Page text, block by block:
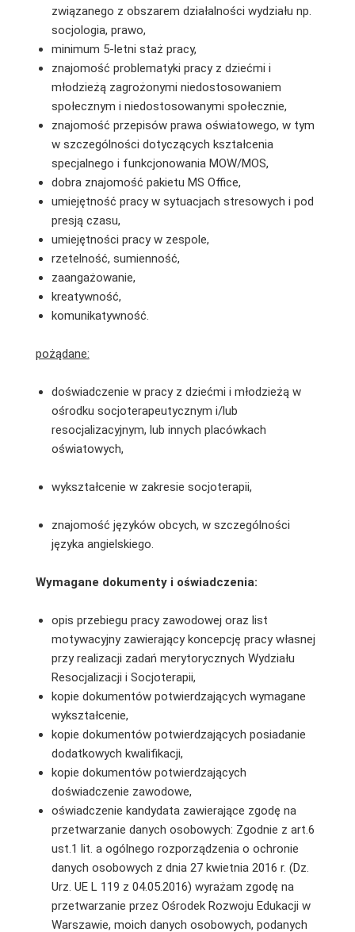
związanego z obszarem działalności wydziału np.
socjologia, prawo,
minimum 5-letni staż pracy,
znajomość problematyki pracy z dziećmi i
młodzieżą zagrożonymi niedostosowaniem
społecznym i niedostosowanymi społecznie,
znajomość przepisów prawa oświatowego, w tym
w szczególności dotyczących kształcenia
specjalnego i funkcjonowania MOW/MOS,
dobra znajomość pakietu MS Office,
umiejętność pracy w sytuacjach stresowych i pod
presją czasu,
umiejętności pracy w zespole,
rzetelność, sumienność,
zaangażowanie,
kreatywność,
komunikatywność.
pożądane:
doświadczenie w pracy z dziećmi i młodzieżą w
ośrodku socjoterapeutycznym i/lub
resocjalizacyjnym, lub innych placówkach
oświatowych,
wykształcenie w zakresie socjoterapii,
znajomość języków obcych, w szczególności
języka angielskiego.
Wymagane dokumenty i oświadczenia:
opis przebiegu pracy zawodowej oraz list
motywacyjny zawierający koncepcję pracy własnej
przy realizacji zadań merytorycznych Wydziału
Resocjalizacji i Socjoterapii,
kopie dokumentów potwierdzających wymagane
wykształcenie,
kopie dokumentów potwierdzających posiadanie
dodatkowych kwalifikacji,
kopie dokumentów potwierdzających
doświadczenie zawodowe,
oświadczenie kandydata zawierające zgodę na
przetwarzanie danych osobowych: Zgodnie z art.6
ust.1 lit. a ogólnego rozporządzenia o ochronie
danych osobowych z dnia 27 kwietnia 2016 r. (Dz.
Urz. UE L 119 z 04.05.2016) wyrażam zgodę na
przetwarzanie przez Ośrodek Rozwoju Edukacji w
Warszawie, moich danych osobowych, podanych